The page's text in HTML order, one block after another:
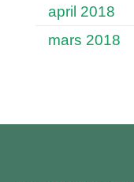
april 2018
mars 2018